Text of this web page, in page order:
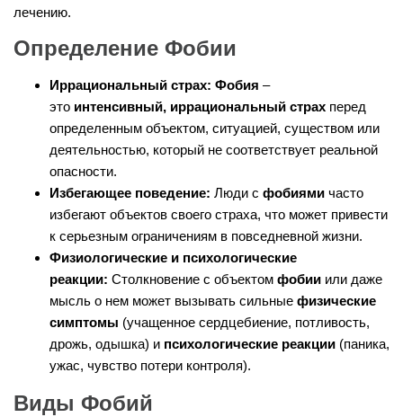
лечению.
Определение Фобии
Иррациональный страх: Фобия –
это интенсивный, иррациональный страх перед
определенным объектом, ситуацией, существом или
деятельностью, который не соответствует реальной
опасности.
Избегающее поведение: Люди с фобиями часто
избегают объектов своего страха, что может привести
к серьезным ограничениям в повседневной жизни.
Физиологические и психологические
реакции: Столкновение с объектом фобии или даже
мысль о нем может вызывать сильные физические
симптомы (учащенное сердцебиение, потливость,
дрожь, одышка) и психологические реакции (паника,
ужас, чувство потери контроля).
Виды Фобий